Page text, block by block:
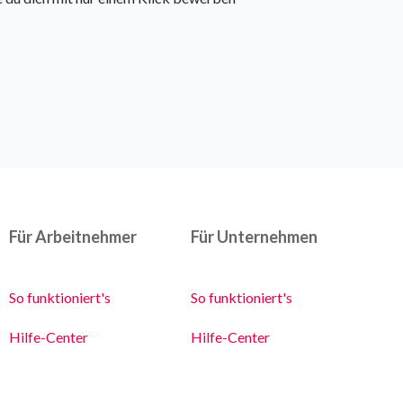
Für Arbeitnehmer
So funktioniert's
Hilfe-Center
Für Unternehmen
So funktioniert's
Hilfe-Center